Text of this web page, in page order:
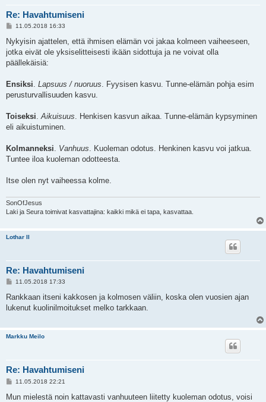
Re: Havahtumiseni
V
e
s
t
i
11.05.2018 16:33
Nykyisin ajattelen, että ihmisen elämän voi jakaa kolmeen vaiheeseen,
jotka eivät ole yksiselitteisesti ikään sidottuja ja ne voivat olla
päällekäisiä:
Ensiksi. Lapsuus / nuoruus. Fyysisen kasvu. Tunne-elämän pohja esim
perusturvallisuuden kasvu.
Toiseksi.Aikuisuus. Henkisen kasvun aikaa. Tunne-elämän kypsyminen
eli aikuistuminen.
Kolmanneksi. Vanhuus. Kuoleman odotus. Henkinen kasvu voi jatkua.
Tuntee iloa kuoleman odotteesta.
Itse olen nyt vaiheessa kolme.
SonOfJesus
Laki ja Seura toimivat kasvattajina: kaikki mikä ei tapa, kasvattaa.
Lothar II
Re: Havahtumiseni
V
e
t
11.05.2018 17:33
Rankkaan itseni kakkosen ja kolmosen väliin, koska olen vuosien ajan
lukenut kuolinilmoitukset melko tarkkaan.
Markku Meilo
Re: Havahtumiseni
V
e
11.05.2018 22:21
Mun mielestä noin kattavasti vanhuuteen liitetty kuoleman odotus, voisi